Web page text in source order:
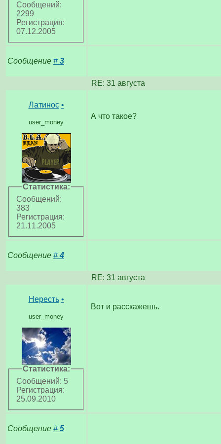
Сообщений:
2299
Регистрация:
07.12.2005
Сообщение # 3
RE: 31 августа
Латинос •
user_money
Статистика:
Сообщений:
383
Регистрация:
21.11.2005
А что такое?
Сообщение #4
RE: 31 августа
Нересть •
user_money
Статистика:
Сообщений: 5
Регистрация:
25.09.2010
Вот и расскажешь.
Сообщение # 5